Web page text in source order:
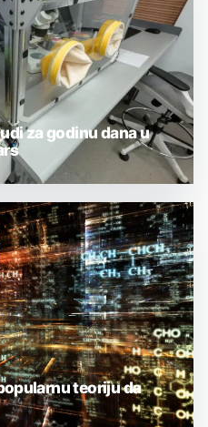
za godinu dana u
teoriju da